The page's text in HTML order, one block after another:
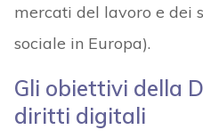
mercati del lavoro e dei
sociale in Europa).
Gli obiettivi della
diritti digitali